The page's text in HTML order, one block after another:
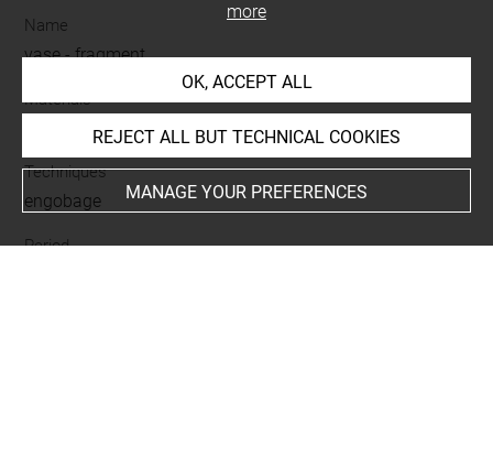
Name
vase-fragment
Materials
terre cuite
Techniques
engobage
Period
more
OK, ACCEPT ALL
REJECT ALL BUT TECHNICAL COOKIES
MANAGE YOUR PREFERENCES